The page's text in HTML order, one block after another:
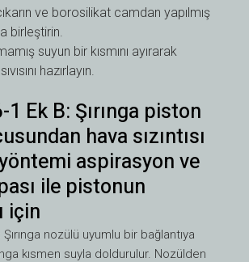
ve borosilikat camdan yapılmış
birleştirin.
suyun bir kısmını ayırarak
hazırlayın.
1 Ek B: Şırınga piston
hava sızıntısı
aspirasyon ve
ile pistonun
için
Şırınga nozülü uyumlu bir bağlantıya
kısmen suyla doldurulur. Nozülden